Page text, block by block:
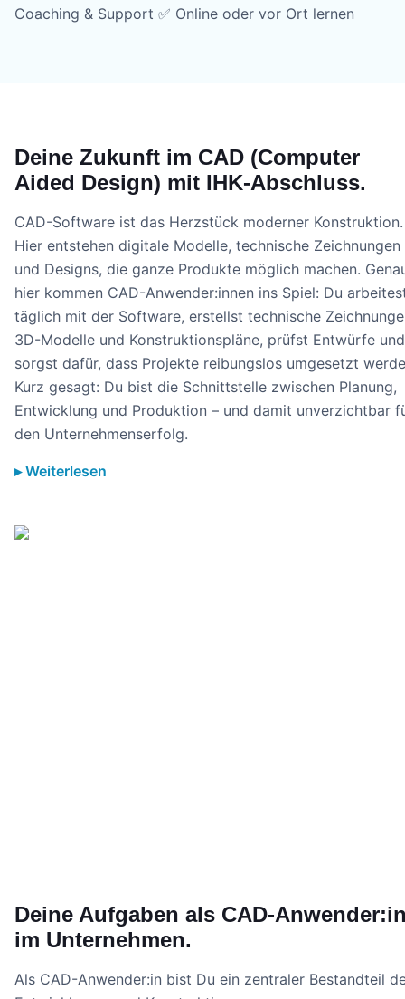
Coaching & Support ✅ Online oder vor Ort lernen
Deine Zukunft im CAD (Computer
Aided Design) mit IHK-Abschluss.
CAD-Software ist das Herzstück moderner Konstruktion.
Hier entstehen digitale Modelle, technische Zeichnungen
und Designs, die ganze Produkte möglich machen.
hier kommen CAD-Anwender:innen ins Spiel: Du
täglich mit der Software, erstellst technische
3D-Modelle und Konstruktionspläne, prüfst Entwürfe und
sorgst dafür, dass Projekte reibungslos umgesetzt
Kurz gesagt: Du bist die Schnittstelle zwischen Planung,
Entwicklung und Produktion – und damit unverzichtbar
den Unternehmenserfolg.
Weiterlesen
Deine Aufgaben als CAD-
im Unternehmen.
Als CAD-Anwender:in bist Du ein zentraler Bestandteil